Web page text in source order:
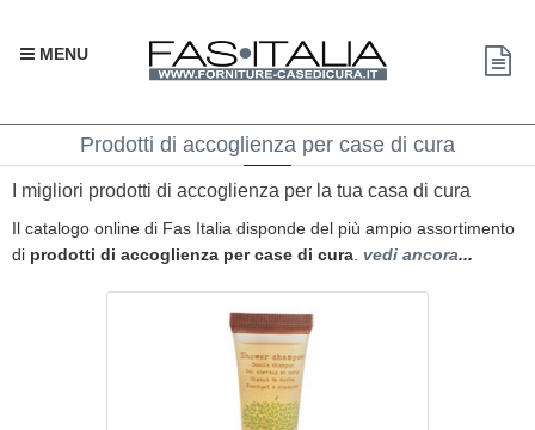
MENU
Prodotti di accoglienza per case di cura
I migliori prodotti di accoglienza per la tua casa di cura
Il catalogo online di Fas Italia disponde del più ampio assortimento
di prodotti di accoglienza per case di cura vedi ancora...